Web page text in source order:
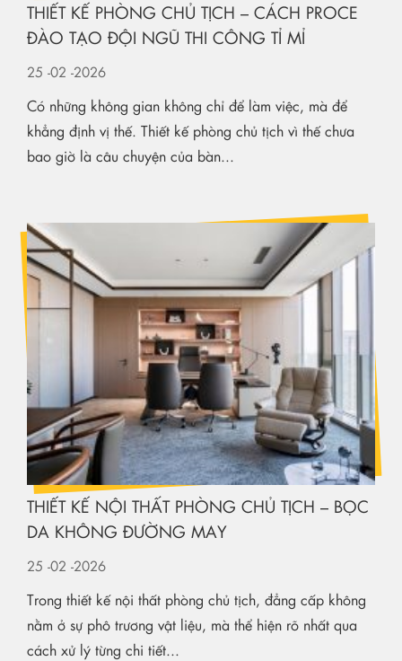
THIẾT KẾ PHÒNG CHỦ TỊCH – CÁCH PROCE
ĐÀO TẠO ĐỘI NGŨ THI CÔNG TỈ MỈ
25 -02 -2026
Có những không gian không chỉ để làm việc, mà để
khẳng định vị thế. Thiết kế phòng chủ tịch vì thế chưa
bao giờ là câu chuyện của bàn...
THIẾT KẾ NỘI THẤT PHÒNG CHỦ TỊCH – BỌC
DA KHÔNG ĐƯỜNG MAY
25 -02 -2026
Trong thiết kế nội thất phòng chủ tịch, đẳng cấp không
nằm ở sự phô trương vật liệu, mà thể hiện rõ nhất qua
cách xử lý từng chi tiết...